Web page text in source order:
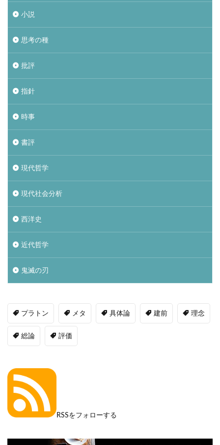
小説
思考の種
批評
指針
時事
書評
現代哲学
現代社会分析
西洋史
近代哲学
鬼滅の刃
プラトン メタ 具体論 建前 理念
総論 評価
RSSをフォローする